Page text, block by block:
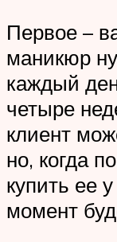
Первое –
маникюр
каждый
четыре
клиент
но, когда
купить ее
момент